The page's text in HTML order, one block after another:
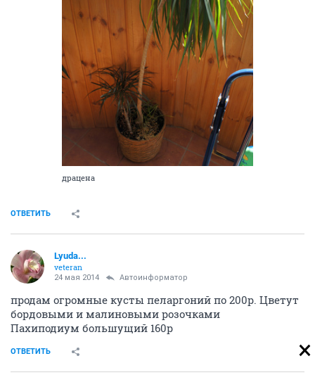
драцена
ОТВЕТИТЬ
Lyuda...
veteran
24 мая 2014 Автоинформатор
продам огромные кусты пеларгоний по 200р. Цветут
бордовыми и малиновыми розочками
Пахиподиум большущий 160р
ОТВЕТИТЬ